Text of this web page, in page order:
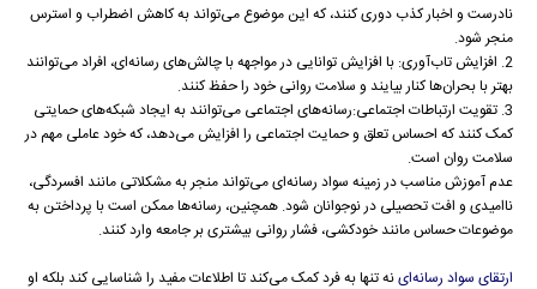
نادرست و اخبار کذب دوری کنند، که این موضوع می‌تواند به کاهش اضطراب و استرس
منجر شود.
2. افزایش تاب‌آوری: با افزایش توانایی در مواجهه با چالش‌های رسانه‌ای، افراد می‌توانند
بهتر با بحران‌ها کنار بیایند و سلامت روانی خود را حفظ کنند.
3. تقویت ارتباطات اجتماعی:رسانه‌های اجتماعی می‌توانند به ایجاد شبکه‌های حمایتی
کمک کنند که احساس تعلق و حمایت اجتماعی را افزایش می‌دهد، که خود عاملی مهم در
سلامت روان است.
عدم آموزش مناسب در زمینه سواد رسانه‌ای می‌تواند منجر به مشکلاتی مانند افسردگی،
ناامیدی و افت تحصیلی در نوجوانان شود. همچنین، رسانه‌ها ممکن است با پرداختن به
موضوعات حساس مانند خودکشی، فشار روانی بیشتری بر جامعه وارد کنند.
ارتقای سواد رسانه‌اینه تنها به فرد کمک می‌کند تا اطلاعات مفید را شناسایی کند بلکه او